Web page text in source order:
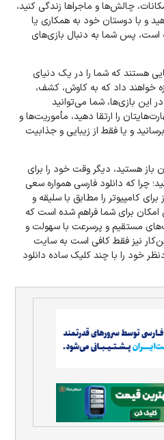
چالش‌ها و ماجراها زندگی کنید،
و با دوستان خود به همکاری یا
است، پس شما به دنبال بازی‌های
هستند که شما را در یک دنیای
خواهند داد که به کاوش، کشف،
این بازی‌ها، شما می‌توانید
را ارتقا دهید، مأموریت‌ها و
و یا فقط از زیبایی و جذابیت
باز هستید، دیگر وقت خود را برای
چرا که دانلود فارسی همواره سعی
کامپیوتر را مطابق با سلیقه و
امکان برای شما فراهم شده است که
مستقیم و پرسرعت با سهولت و
نیز فقط کافی است به سایت
خود را با چند کلیک ساده دانلود